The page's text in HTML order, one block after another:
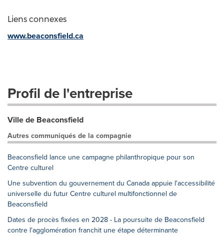
Liens connexes
www.beaconsfield.ca
Profil de l'entreprise
Ville de Beaconsfield
Autres communiqués de la compagnie
Beaconsfield lance une campagne philanthropique pour son
Centre culturel
Une subvention du gouvernement du Canada appuie l'accessibilité
universelle du futur Centre culturel multifonctionnel de
Beaconsfield
Dates de procès fixées en 2028 - La poursuite de Beaconsfield
contre l'agglomération franchit une étape déterminante